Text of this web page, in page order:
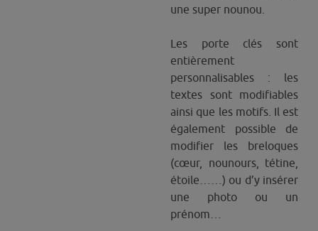
une super nounou.
Les porte clés sont
entièrement
personnalisables : les
textes sont modifiables
ainsi que les motifs. Il est
également possible de
modifier les breloques
(cœur, nounours, tétine,
étoile……) ou d’y insérer
une photo ou un
prénom…